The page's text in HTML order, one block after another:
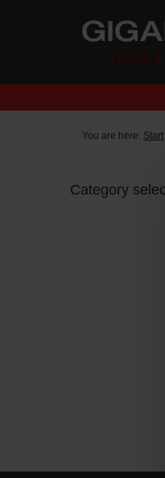
You are here: Start
Category